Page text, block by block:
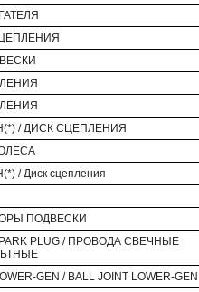
/ ДИСК СЦЕПЛЕНИЯ
/ Диск сцепления
ПОДВЕСКИ
PLUG / ПРОВОДА СВЕЧНЫЕ
GEN / BALL JOINT LOWER-GEN